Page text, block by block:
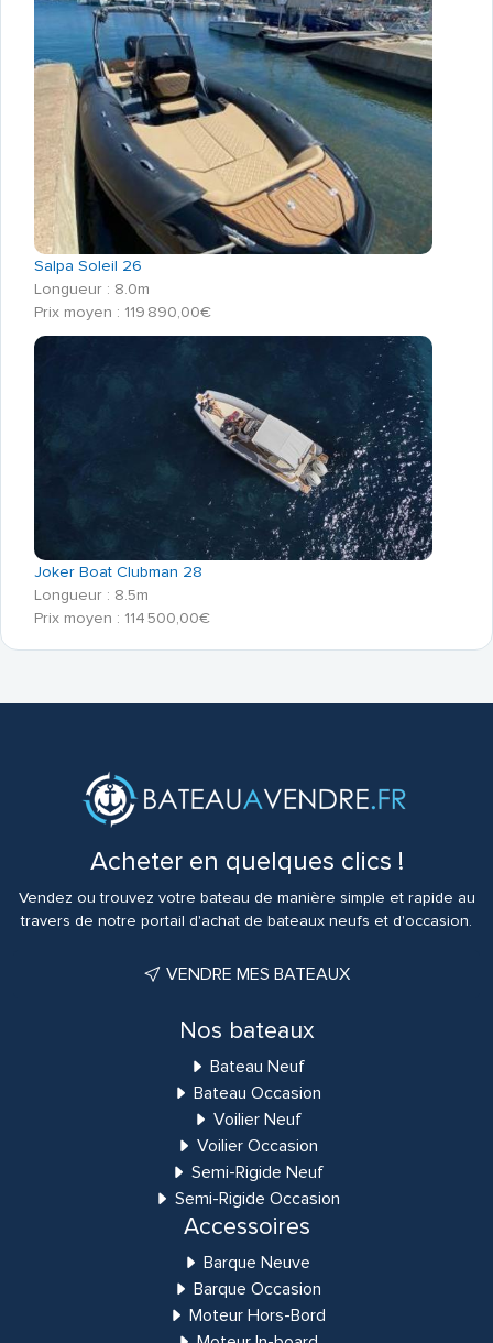
Salpa Soleil 26
Longueur : 8.0m
Prix moyen : 119 890,00€
Joker Boat Clubman 28
Longueur : 8.5m
Prix moyen : 114 500,00€
Acheter en quelques clics !
Vendez ou trouvez votre bateau de manière simple et rapide au
travers de notre portail d'achat de bateaux neufs et d'occasion.
VENDRE MES BATEAUX
Nos bateaux
Bateau Neuf
Bateau Occasion
Voilier Neuf
Voilier Occasion
Semi-Rigide Neuf
Semi-Rigide Occasion
Accessoires
Barque Neuve
Barque Occasion
Moteur Hors-Bord